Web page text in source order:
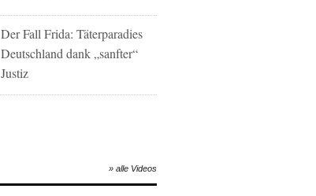
Der Fall Frida: Täterparadies
Deutschland dank „sanfter“
Justiz
» alle Videos